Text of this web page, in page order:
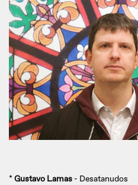
*Gustavo Lamas - Desatanudos